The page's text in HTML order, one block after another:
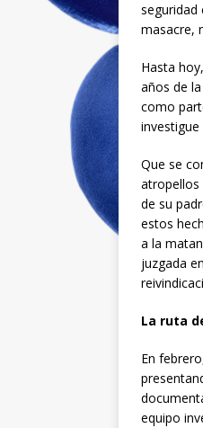
seguridad
masacre,
Hasta
años de
como
Que se
atropellos
de su
estos
a la
juzgada
La ruta
En
equipo